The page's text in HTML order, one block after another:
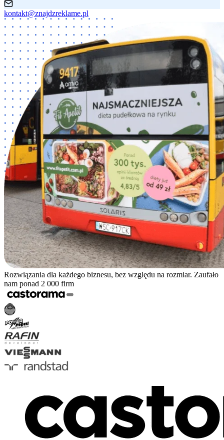
kontakt@znajdzreklame.pl
Rozwiązania dla każdego biznesu, bez względu na rozmiar. Zaufało
nam ponad 2 000 firm